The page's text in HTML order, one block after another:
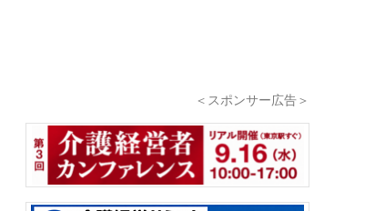
＜スポンサー広告＞